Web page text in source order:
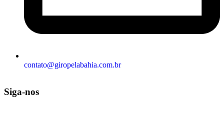
contato@giropelabahia.com.br
Siga-nos